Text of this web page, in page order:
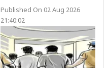
Published On 02 Aug 2026
21:40:02